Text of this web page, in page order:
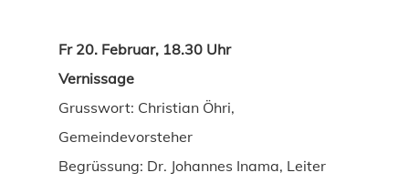
Fr 20. Februar, 18.30 Uhr
Vernissage
Grusswort: Christian Öhri,
Gemeindevorsteher
Begrüssung: Dr. Johannes Inama, Leiter